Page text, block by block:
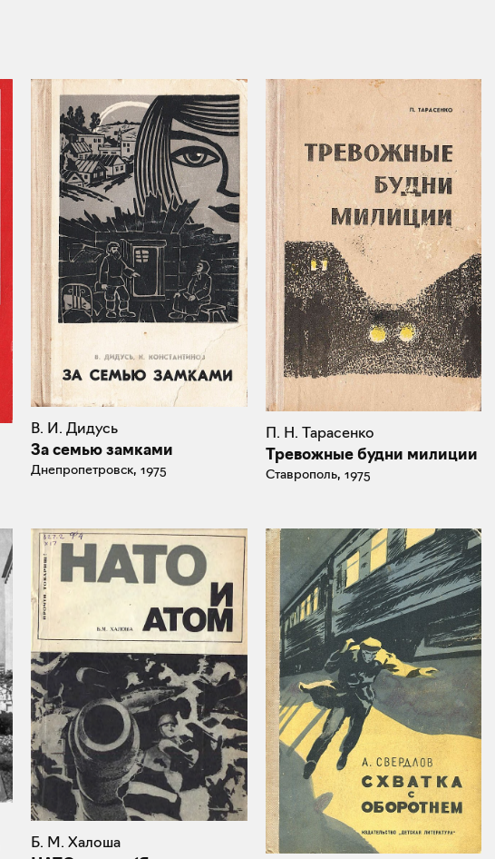
В. И. Дидусь
За семью замками
Днепропетровск, 1975
П. Н. Тарасенко
Тревожные будни милиции
Ставрополь, 1975
Б. М. Халоша